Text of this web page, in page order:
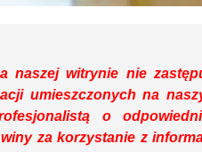
naszej witrynie nie
umieszczonych na
o
za korzystanie z